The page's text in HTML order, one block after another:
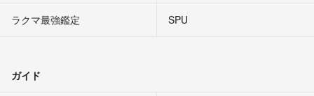
ラクマ最強鑑定
SPU
ガイド